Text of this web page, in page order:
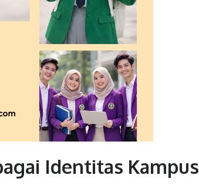
Identitas Kampus